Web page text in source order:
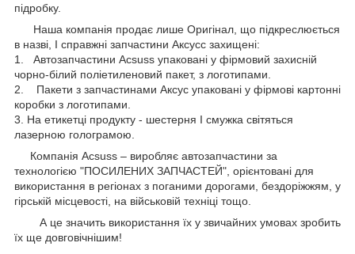
підробку.
Наша компанія продає лише Оригінал, що підкреслюється
в назві, І справжні запчастини Аксусс захищені:
1. Автозапчастини Acsuss упаковані у фірмовий захисній
чорно-білий поліетиленовий пакет, з логотипами.
2. Пакети з запчастинами Аксус упаковані у фірмові картонні
коробки з логотипами.
3. На етикетці продукту - шестерня І смужка світяться
лазерною голограмою.
Компанія Acsuss – виробляє автозапчастини за
технологією "ПОСИЛЕНИХ ЗАПЧАСТЕЙ", орієнтовані для
використання в регіонах з поганими дорогами, бездоріжжям, у
гірській місцевості, на військовій техніці тощо.
А це значить використання їх у звичайних умовах зробить
їх ще довговічнішим!